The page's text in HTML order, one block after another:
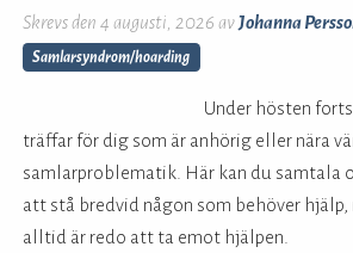
Skrevs den 4 augusti, 2026 avJohanna
Samlarsyndrom/hoarding
Under hösten
träffar för dig som är anhörig eller nära
samlarproblematik. Här kan du samtala
att stå bredvid någon som behöver hjälp,
alltid är redo att ta emot hjälpen.